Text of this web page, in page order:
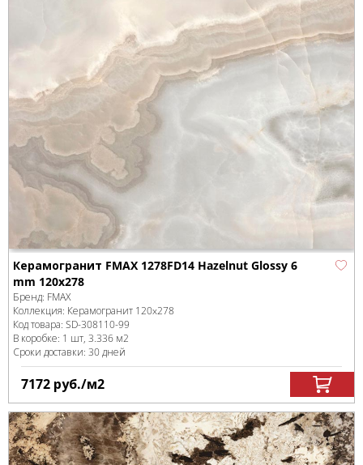
Керамогранит FMAX 1278FD14 Hazelnut Glossy 6
mm 120x278
Бренд: FMAX
Коллекция: Керамогранит 120x278
Код товара: SD-308110-99
В коробке: 1 шт, 3.336 м2
Сроки доставки: 30 дней
7172 руб./м2